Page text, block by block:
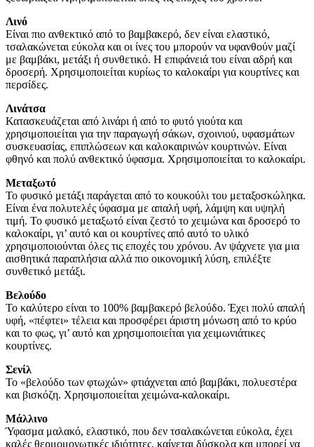
Λινό
Είναι πιο ανθεκτικό από το βαμβακερό, δεν είναι ελαστικό,
τσαλακώνεται εύκολα και οι ίνες του μπορούν να υφανθούν μαζί
με βαμβάκι, μετάξι ή συνθετικό. Η επιφάνειά του είναι αδρή και
δροσερή. Χρησιμοποιείται κυρίως το καλοκαίρι για κουρτίνες και
περσίδες.
Λινάτσα
Κατασκευάζεται από λινάρι ή από το φυτό γιούτα και
χρησιμοποιείται για την παραγωγή σάκων, σχοινιού, υφασμάτων
συσκευασίας, επιπλώσεων και καλοκαιρινών κουρτινών. Είναι
φθηνό και πολύ ανθεκτικό ύφασμα. Χρησιμοποιείται το καλοκαίρι.
Μεταξωτό
Το φυσικό μετάξι παράγεται από το κουκούλι του μεταξοσκώληκα.
Είναι ένα πολυτελές ύφασμα με απαλή υφή, λάμψη και υψηλή
τιμή. Το φυσικό μεταξωτό είναι ζεστό το χειμώνα και δροσερό το
καλοκαίρι, γι’ αυτό και οι κουρτίνες από αυτό το υλικό
χρησιμοποιούνται όλες τις εποχές του χρόνου. Αν ψάχνετε για μια
αισθητικά παραπλήσια αλλά πιο οικονομική λύση, επιλέξτε
συνθετικό μετάξι.
Βελούδο
Το καλύτερο είναι το 100% βαμβακερό βελούδο. Έχει πολύ απαλή
υφή, «πέφτει» τέλεια και προσφέρει άριστη μόνωση από το κρύο
και το φως, γι’ αυτό και χρησιμοποιείται για χειμωνιάτικες
κουρτίνες.
Σενίλ
Το «βελούδο των φτωχών» φτιάχνεται από βαμβάκι, πολυεστέρα
και βισκόζη. Χρησιμοποιείται χειμώνα-καλοκαίρι.
Μάλλινο
Ύφασμα μαλακό, ελαστικό, που δεν τσαλακώνεται εύκολα, έχει
καλές θερμομονωτικές ιδιότητες, καίγεται δύσκολα και μπορεί να